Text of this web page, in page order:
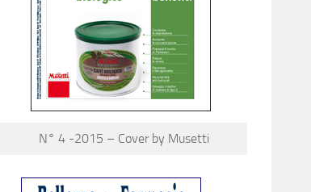
N° 4 -2015 – Cover by Musetti